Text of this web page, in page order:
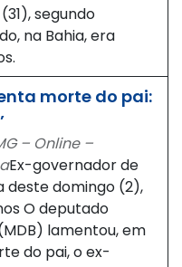
segundo
na Bahia, era
morte do pai:
– Online –
Ex-governador de
deste domingo (2),
O deputado
lamentou, em
do pai, o ex-